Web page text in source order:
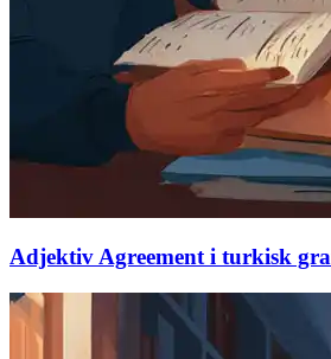
Adjektiv Agreement i turkisk